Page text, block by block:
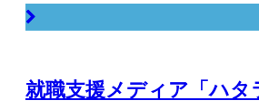
就職支援メディア「ハタ